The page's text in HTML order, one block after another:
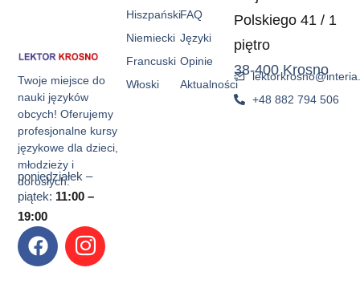
Twoje miejsce do
nauki języków
obcych! Oferujemy
profesjonalne kursy
językowe dla dzieci,
młodzieży i
dorosłych.
poniedziałek –
piątek: 11:00 –
19:00
FAQ
Języki
Opinie
Aktualności
Hiszpański
Niemiecki
Francuski
Włoski
Polskiego 41 / 1
piętro
38-400 Krosno
+48 882 794 506